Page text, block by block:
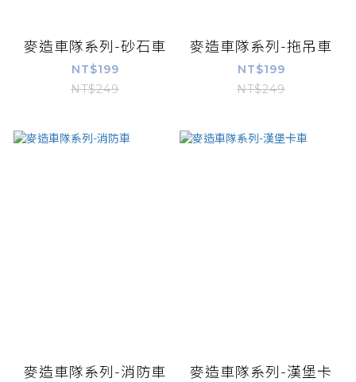
麥造車隊系列-砂石車
NT$199
NT$249
麥造車隊系列-拖吊車
NT$199
NT$249
麥造車隊系列-消防車
麥造車隊系列-漢堡卡